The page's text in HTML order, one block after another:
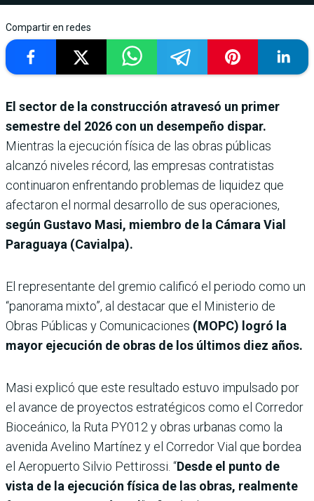
Compartir en redes
El sector de la construcción atravesó un primer
semestre del 2026 con un desempeño dispar.
Mientras la ejecución física de las obras públicas
alcanzó niveles récord, las empresas contratistas
continuaron enfrentando problemas de liquidez que
afectaron el normal desarrollo de sus operaciones,
según Gustavo Masi, miembro de la Cámara Vial
Paraguaya (Cavialpa).
El representante del gremio calificó el periodo como un
“panorama mixto”, al destacar que el Ministerio de
Obras Públicas y Comunicaciones (MOPC) logró la
mayor ejecución de obras de los últimos diez años.
Masi explicó que este resultado estuvo impulsado por
el avance de proyectos estratégicos como el Corredor
Bioceánico, la Ruta PY012 y obras urbanas como la
avenida Avelino Martínez y el Corredor Vial que bordea
el Aeropuerto Silvio Pettirossi. “Desde el punto de
vista de la ejecución física de las obras, realmente